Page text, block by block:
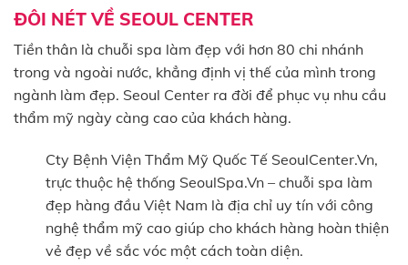
ĐÔI NÉT VỀ SEOUL CENTER
Tiền thân là chuỗi spa làm đẹp với hơn 80 chi nhánh
trong và ngoài nước, khẳng định vị thế của mình trong
ngành làm đẹp. Seoul Center ra đời để phục vụ nhu cầu
thẩm mỹ ngày càng cao của khách hàng.
Cty Bệnh Viện Thẩm Mỹ Quốc Tế SeoulCenter.Vn,
trực thuộc hệ thống SeoulSpa.Vn – chuỗi spa làm
đẹp hàng đầu Việt Nam là địa chỉ uy tín với công
nghệ thẩm mỹ cao giúp cho khách hàng hoàn thiện
vẻ đẹp về sắc vóc một cách toàn diện.